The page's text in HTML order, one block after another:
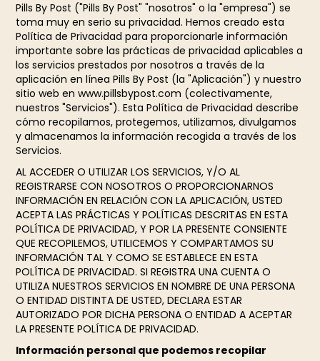
Pills By Post ("Pills By Post" "nosotros" o la "empresa") se
toma muy en serio su privacidad. Hemos creado esta
Política de Privacidad para proporcionarle información
importante sobre las prácticas de privacidad aplicables a
los servicios prestados por nosotros a través de la
aplicación en línea Pills By Post (la "Aplicación") y nuestro
sitio web en www.pillsbypost.com (colectivamente,
nuestros "Servicios"). Esta Política de Privacidad describe
cómo recopilamos, protegemos, utilizamos, divulgamos
y almacenamos la información recogida a través de los
Servicios.
AL ACCEDER O UTILIZAR LOS SERVICIOS, Y/O AL
REGISTRARSE CON NOSOTROS O PROPORCIONARNOS
INFORMACIÓN EN RELACIÓN CON LA APLICACIÓN, USTED
ACEPTA LAS PRÁCTICAS Y POLÍTICAS DESCRITAS EN ESTA
POLÍTICA DE PRIVACIDAD, Y POR LA PRESENTE CONSIENTE
QUE RECOPILEMOS, UTILICEMOS Y COMPARTAMOS SU
INFORMACIÓN TAL Y COMO SE ESTABLECE EN ESTA
POLÍTICA DE PRIVACIDAD. SI REGISTRA UNA CUENTA O
UTILIZA NUESTROS SERVICIOS EN NOMBRE DE UNA PERSONA
O ENTIDAD DISTINTA DE USTED, DECLARA ESTAR
AUTORIZADO POR DICHA PERSONA O ENTIDAD A ACEPTAR
LA PRESENTE POLÍTICA DE PRIVACIDAD.
Información personal que podemos recopilar